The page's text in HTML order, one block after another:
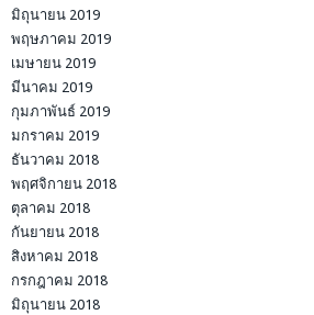
มิถุนายน 2019
พฤษภาคม 2019
เมษายน 2019
มีนาคม 2019
กุมภาพันธ์ 2019
มกราคม 2019
ธันวาคม 2018
พฤศจิกายน 2018
ตุลาคม 2018
กันยายน 2018
สิงหาคม 2018
กรกฎาคม 2018
มิถุนายน 2018